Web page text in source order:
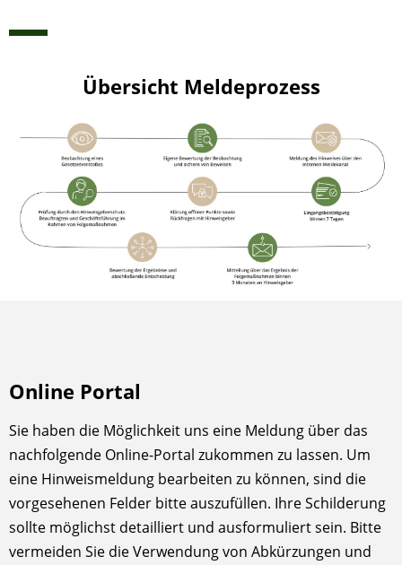
Übersicht Meldeprozess
Online Portal
Sie haben die Möglichkeit uns eine Meldung über das
nachfolgende Online-Portal zukommen zu lassen. Um
eine Hinweismeldung bearbeiten zu können, sind die
vorgesehenen Felder bitte auszufüllen. Ihre Schilderung
sollte möglichst detailliert und ausformuliert sein. Bitte
vermeiden Sie die Verwendung von Abkürzungen und